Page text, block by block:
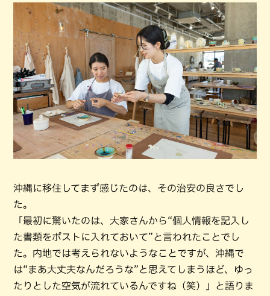
沖縄に移住してまず感じたのは、その治安の良さでし
た。
「最初に驚いたのは、大家さんから“個人情報を記入し
た書類をポストに入れておいて”と言われたことでし
た。内地では考えられないようなことですが、沖縄で
は“まあ大丈夫なんだろうな”と思えてしまうほど、ゆっ
たりとした空気が流れているんですね（笑）」と語りま